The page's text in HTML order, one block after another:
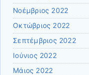
Νοέμβριος 2022
Οκτώβριος 2022
Σεπτέμβριος 2022
Ιούνιος 2022
Μάιος 2022